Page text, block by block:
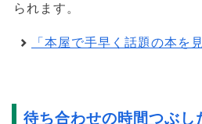
られます。
「本屋で手早く話題の本を
待ち合わせの時間つぶし